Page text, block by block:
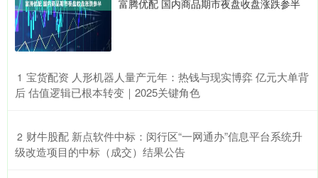
富腾优配 国内商品期市夜盘收盘涨跌参半
1 ​宝货配资 人形机器人量产元年：热钱与现实博弈 亿元大单背
后 估值逻辑已根本转变｜2025关键角色
2 ​财牛股配 新点软件中标：闵行区“一网通办”信息平台系统升
级改造项目的中标（成交）结果公告